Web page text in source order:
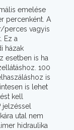
emelése
percenként. A
perces vagyis
Ez a
házak
esetben is ha
100
is
is lehet
kell
jelzéssel
utal nem
hidraulika